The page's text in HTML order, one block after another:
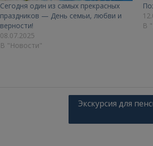
Сегодня один из самых прекрасных
праздников — День семьи, любви и
верности!
08.07.2025
В "Новости"
В
Экскурсия для